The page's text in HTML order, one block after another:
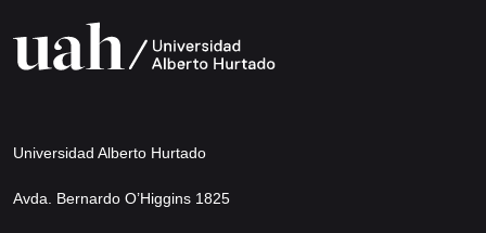
Universidad Alberto Hurtado
Avda. Bernardo O’Higgins 1825